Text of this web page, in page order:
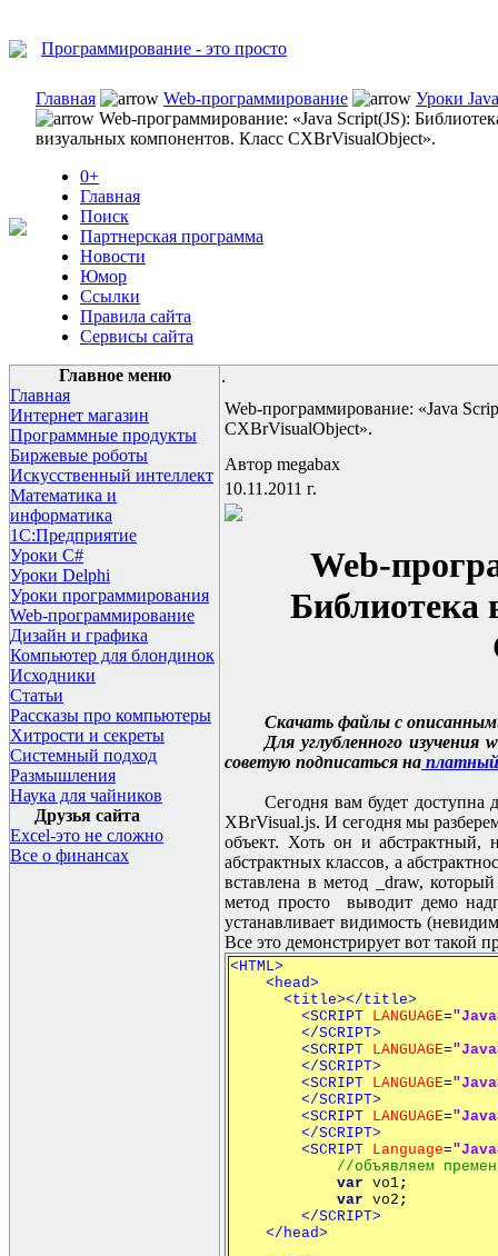
Программирование - это просто
Главная Web-программирование
Уроки
Web-программирование: «Java Script(JS):
визуальных компонентов. Класс СХBrVisualObject».
0+
Главная
Поиск
Партнерская программа
Новости
Юмор
Ссылки
Правила сайта
Сервисы сайта
Главное меню
Главная
Интернет магазин
Программные продукты
Биржевые роботы
Искусственный интеллект
Математика и
информатика
1С:Предприятие
Уроки C#
Уроки Delphi
Уроки программирования
Web-программирование
Дизайн и графика
Компьютер для блондинок
Исходники
Статьи
Рассказы про компьютеры
Хитрости и секреты
Системный подход
Размышления
Наука для чайников
Друзья сайта
Excel-это не сложно
Все о финансах
.
Web-программирование: «Java
СХBrVisualObject».
Автор megabax
10.11.2011 г.
Web-
Библиотека
Скачать файлы с
Для углубленного изучения
советую подписаться на платный
Сегодня вам будет доступна
XBrVisual.js. И сегодня мы
объект. Хоть он и
абстрактных классов, а
вставлена в метод _draw,
метод просто выводит демо
устанавливает видимость
Все это демонстрирует вот такой
<HTML>
<head>
<title></title>
<SCRIPT
LANGUAGE=
</SCRIPT>
<SCRIPT
LANGUAGE=
</SCRIPT>
<SCRIPT
LANGUAGE=
</SCRIPT>
<SCRIPT
LANGUAGE=
</SCRIPT>
<SCRIPT
Language=
//объявляем
var vo1;
var vo2 ;
</SCRIPT>
</head>